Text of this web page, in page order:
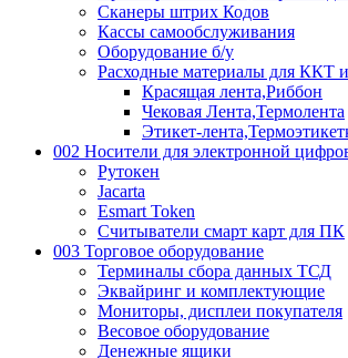
Сканеры штрих Кодов
Кассы самообслуживания
Оборудование б/у
Расходные материалы для ККТ
Красящая лента,Риббон
Чековая Лента,Термолента
Этикет-
002 Носители для электронной
Рутокен
Jacarta
Esmart Token
Считыватели смарт карт для ПК
003 Торговое оборудование
Терминалы сбора данных ТСД
Эквайринг и комплектующие
Мониторы, дисплеи покупателя
Весовое оборудование
Денежные ящики